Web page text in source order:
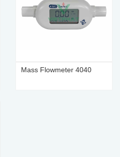
Mass Flowmeter 4040